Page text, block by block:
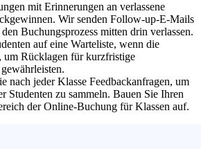
mit Erinnerungen an verlassene
Wir senden Follow-up-E-Mails
Buchungsprozess mitten drin verlassen.
auf eine Warteliste, wenn die
um Rücklagen für kurzfristige
nach jeder Klasse Feedbackanfragen, um
Studenten zu sammeln. Bauen Sie Ihren
der Online-Buchung für Klassen auf.